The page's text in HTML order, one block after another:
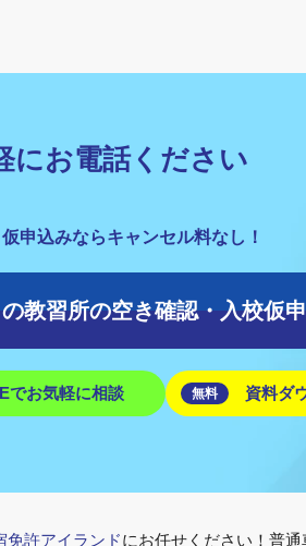
にお電話ください
申込みならキャンセル料なし！
教習所の空き確認・入校仮
でお気軽に相談 無料 資料ダ
免許アイランドにお任せください！普